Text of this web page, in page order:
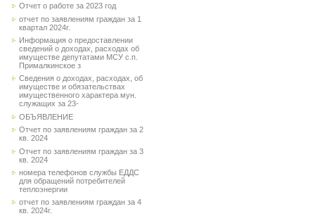
Отчет о работе за 2023 год
отчет по заявлениям граждан за 1
квартал 2024г.
Информация о предоставлении
сведений о доходах, расходах об
имуществе депутатами МСУ с.п.
Прималкинское з
Сведения о доходах, расходах, об
имуществе и обязательствах
имущественного характера мун.
служащих за 23-
ОБЪЯВЛЕНИЕ
Отчет по заявлениям граждан за 2
кв. 2024
Отчет по заявлениям граждан за 3
кв. 2024
номера телефонов службы ЕДДС
для обращений потребителей
теплоэнергии
отчет по заявлениям граждан за 4
кв. 2024г.